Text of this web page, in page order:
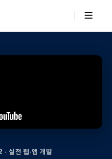
· 실전 웹·앱 개발